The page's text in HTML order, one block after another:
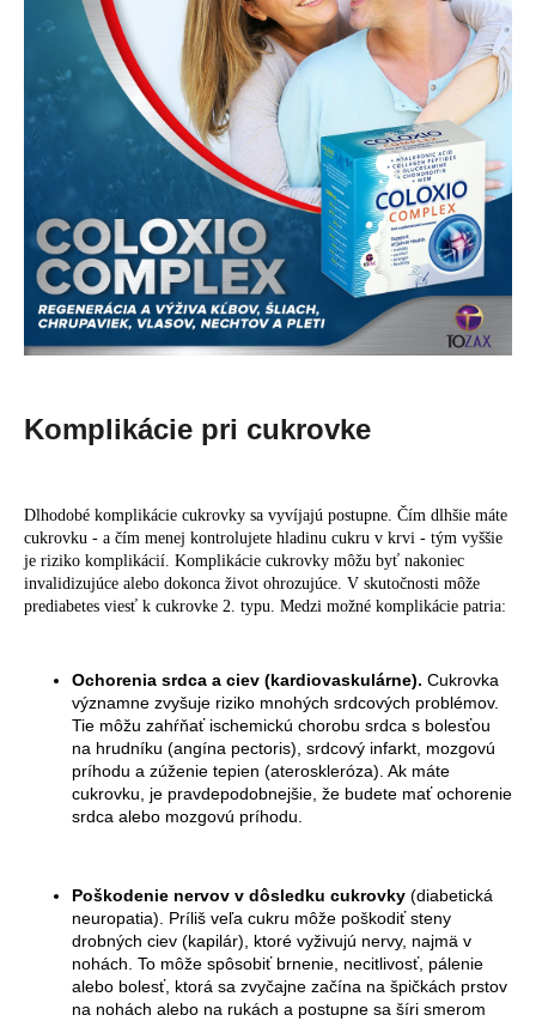
Komplikácie pri cukrovke
Dlhodobé komplikácie cukrovky sa vyvíjajú postupne. Čím dlhšie máte
cukrovku - a čím menej kontrolujete hladinu cukru v krvi - tým vyššie
je riziko komplikácií. Komplikácie cukrovky môžu byť nakoniec
invalidizujúce alebo dokonca život ohrozujúce. V skutočnosti môže
prediabetes viesť k cukrovke 2. typu. Medzi možné komplikácie patria:
Ochorenia srdca a ciev (kardiovaskulárne). Cukrovka
významne zvyšuje riziko mnohých srdcových problémov.
Tie môžu zahŕňať ischemickú chorobu srdca s bolesťou
na hrudníku (angína pectoris), srdcový infarkt, mozgovú
príhodu a zúženie tepien (ateroskleróza). Ak máte
cukrovku, je pravdepodobnejšie, že budete mať ochorenie
srdca alebo mozgovú príhodu.
Poškodenie nervov v dôsledku cukrovky (diabetická
neuropatia). Príliš veľa cukru môže poškodiť steny
drobných ciev (kapilár), ktoré vyživujú nervy, najmä v
nohách. To môže spôsobiť brnenie, necitlivosť, pálenie
alebo bolesť, ktorá sa zvyčajne začína na špičkách prstov
na nohách alebo na rukách a postupne sa šíri smerom